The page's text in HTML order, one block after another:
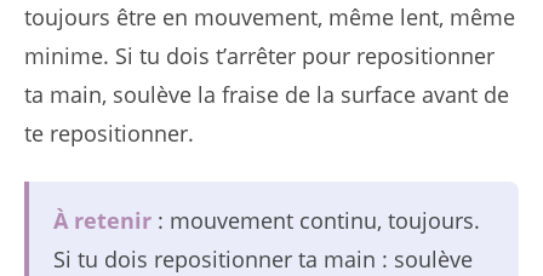
toujours être en mouvement, même lent, même
minime. Si tu dois t’arrêter pour repositionner
ta main, soulève la fraise de la surface avant de
te repositionner.
À retenir : mouvement continu, toujours.
Si tu dois repositionner ta main : soulève